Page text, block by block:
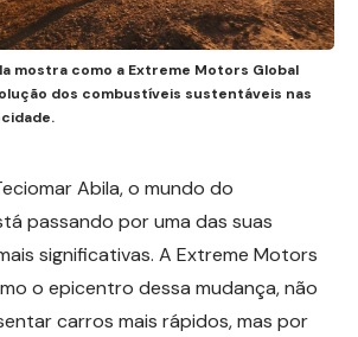
mostra como a Extreme Motors Global
dos combustíveis sustentáveis nas
Abila, o mundo do
passando por uma das suas
significativas. A Extreme Motors
o epicentro dessa mudança, não
carros mais rápidos, mas por